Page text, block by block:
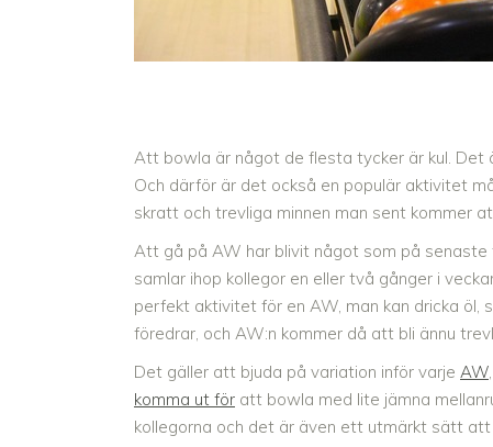
Att bowla är något de flesta tycker är kul.
Och därför är det också en populär aktivitet
skratt och trevliga minnen man sent kommer
Att gå på AW har blivit något som på
samlar ihop kollegor en eller två gånger i
perfekt aktivitet för en AW, man kan dricka öl,
föredrar, och AW:n kommer då att bli ännu
Det gäller att bjuda på variation inför varje AW
komma ut för att bowla med lite jämna
kollegorna och det är även ett utmärkt sätt att